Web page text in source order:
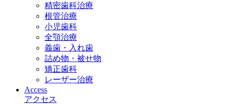
精密歯科治療
根管治療
小児歯科
全顎治療
義歯・入れ歯
詰め物・被せ物
矯正歯科
レーザー治療
Access
アクセス